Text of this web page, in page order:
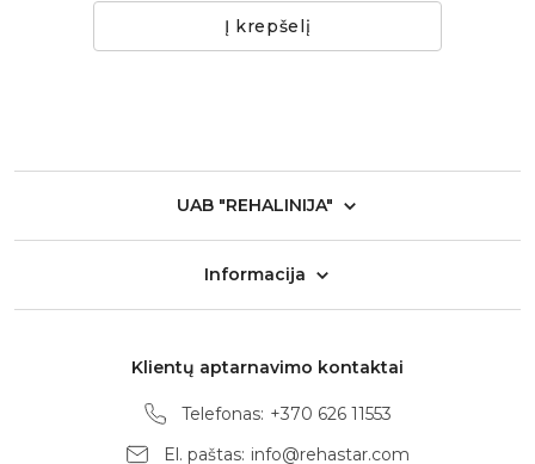
Į krepšelį
UAB "REHALINIJA"
Informacija
Klientų aptarnavimo kontaktai
Telefonas: +370 626 11553
El. paštas: info@rehastar.com